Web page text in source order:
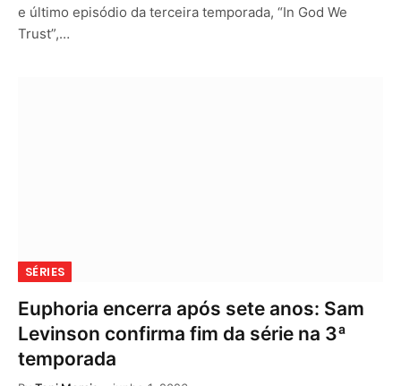
e último episódio da terceira temporada, “In God We
Trust”,…
SÉRIES
Euphoria encerra após sete anos: Sam
Levinson confirma fim da série na 3ª
temporada